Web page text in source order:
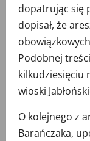
dopatrując się
dopisał, że
Podobnej
kilkudziesięciu
wioski
O kolejnego z
Barańczaka,